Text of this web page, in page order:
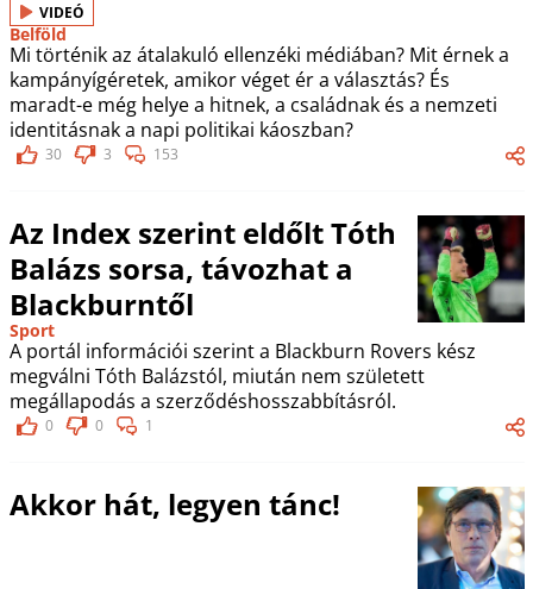
VIDEÓ
Belföld
Mi történik az átalakuló ellenzéki médiában? Mit érnek a
kampányígéretek, amikor véget ér a választás? És
maradt-e még helye a hitnek, a családnak és a nemzeti
identitásnak a napi politikai káoszban?
30 3 153
Az Index szerint eldőlt Tóth
Balázs sorsa, távozhat a
Blackburntől
Sport
A portál információi szerint a Blackburn Rovers kész
megválni Tóth Balázstól, miután nem született
megállapodás a szerződéshosszabbításról.
0 0 1
Akkor hát, legyen tánc!